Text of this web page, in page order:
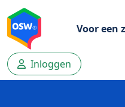
Voor een
Inloggen